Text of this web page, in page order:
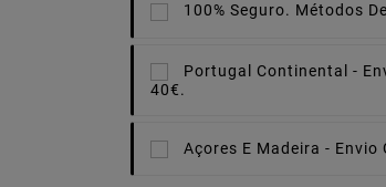
100% Seguro. Métodos
Portugal Continental -
40€.
Açores E Madeira - Envio